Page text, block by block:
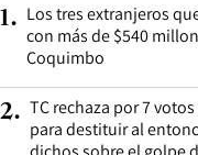
1. Los tres extranjeros
con más de $540
Coquimbo
2. TC rechaza por 7
para destituir al